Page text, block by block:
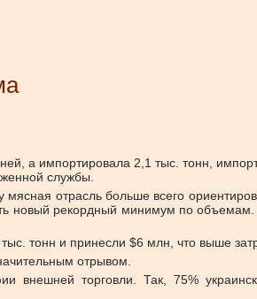
а импортировала 2,1 тыс. тонн,
службы.
отрасль больше всего
новый рекордный минимум по
тонн и принесли $6 млн, что выше
отрывом.
внешней торговли. Так, 75%